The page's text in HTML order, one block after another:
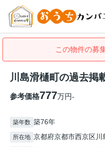
この物件の募
川島滑樋町の過去掲
参考価格777万円-
築年数 築76年
所在地 京都府京都市西京区川